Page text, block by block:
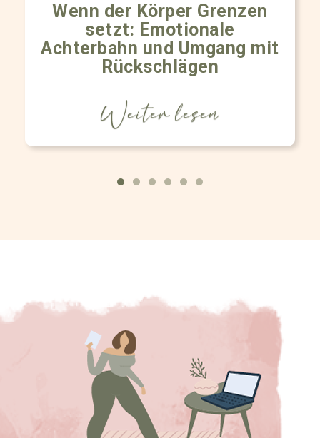
Wenn der Körper Grenzen
setzt: Emotionale
Achterbahn und Umgang mit
Rückschlägen
Weiter lesen